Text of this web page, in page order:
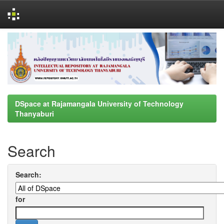
navigation
DSpace at Rajamangala University of Technology
Thanyaburi
Search
Search:
for